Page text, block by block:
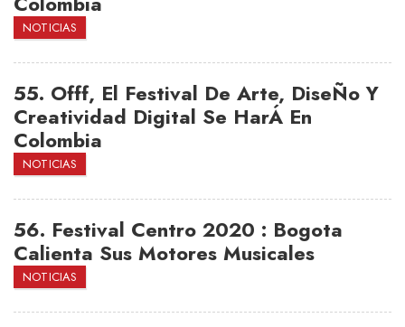
NOTICIAS
55. Offf, El Festival De Arte, DiseÑo Y
Creatividad Digital Se HarÁ En
Colombia
NOTICIAS
56. Festival Centro 2020 : Bogota
Calienta Sus Motores Musicales
NOTICIAS